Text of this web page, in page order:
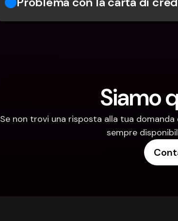
Siamo
Se non trovi una risposta alla tua
sempre